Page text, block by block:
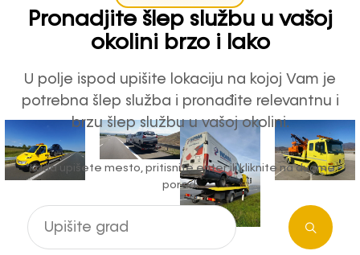
Pronadjite šlep službu u vašoj
okolini brzo i lako
U polje ispod upišite lokaciju na kojoj Vam je
potrebna šlep služba i pronađite relevantnu i
brzu šlep službu u vašoj okolini.
*Kada upišete mesto, pritisnite enter ili kliknite na dugme
pored.
Pretraga